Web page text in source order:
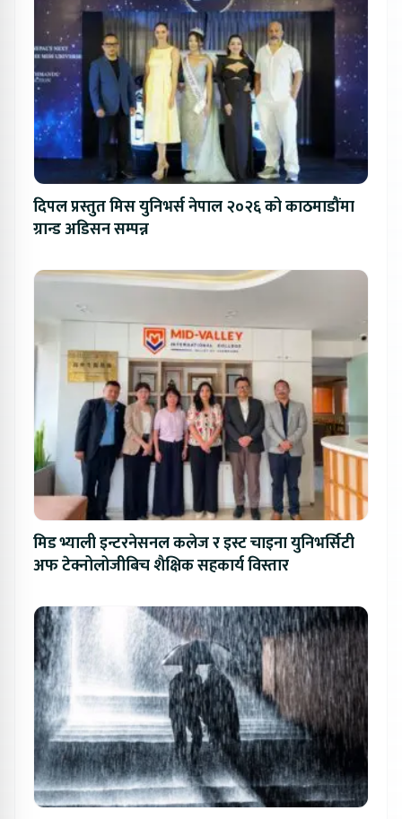
दिपल प्रस्तुत मिस युनिभर्स नेपाल २०२६ को काठमाडौंमा
ग्रान्ड अडिसन सम्पन्न
मिड भ्याली इन्टरनेसनल कलेज र इस्ट चाइना युनिभर्सिटी
अफ टेक्नोलोजीबिच शैक्षिक सहकार्य विस्तार